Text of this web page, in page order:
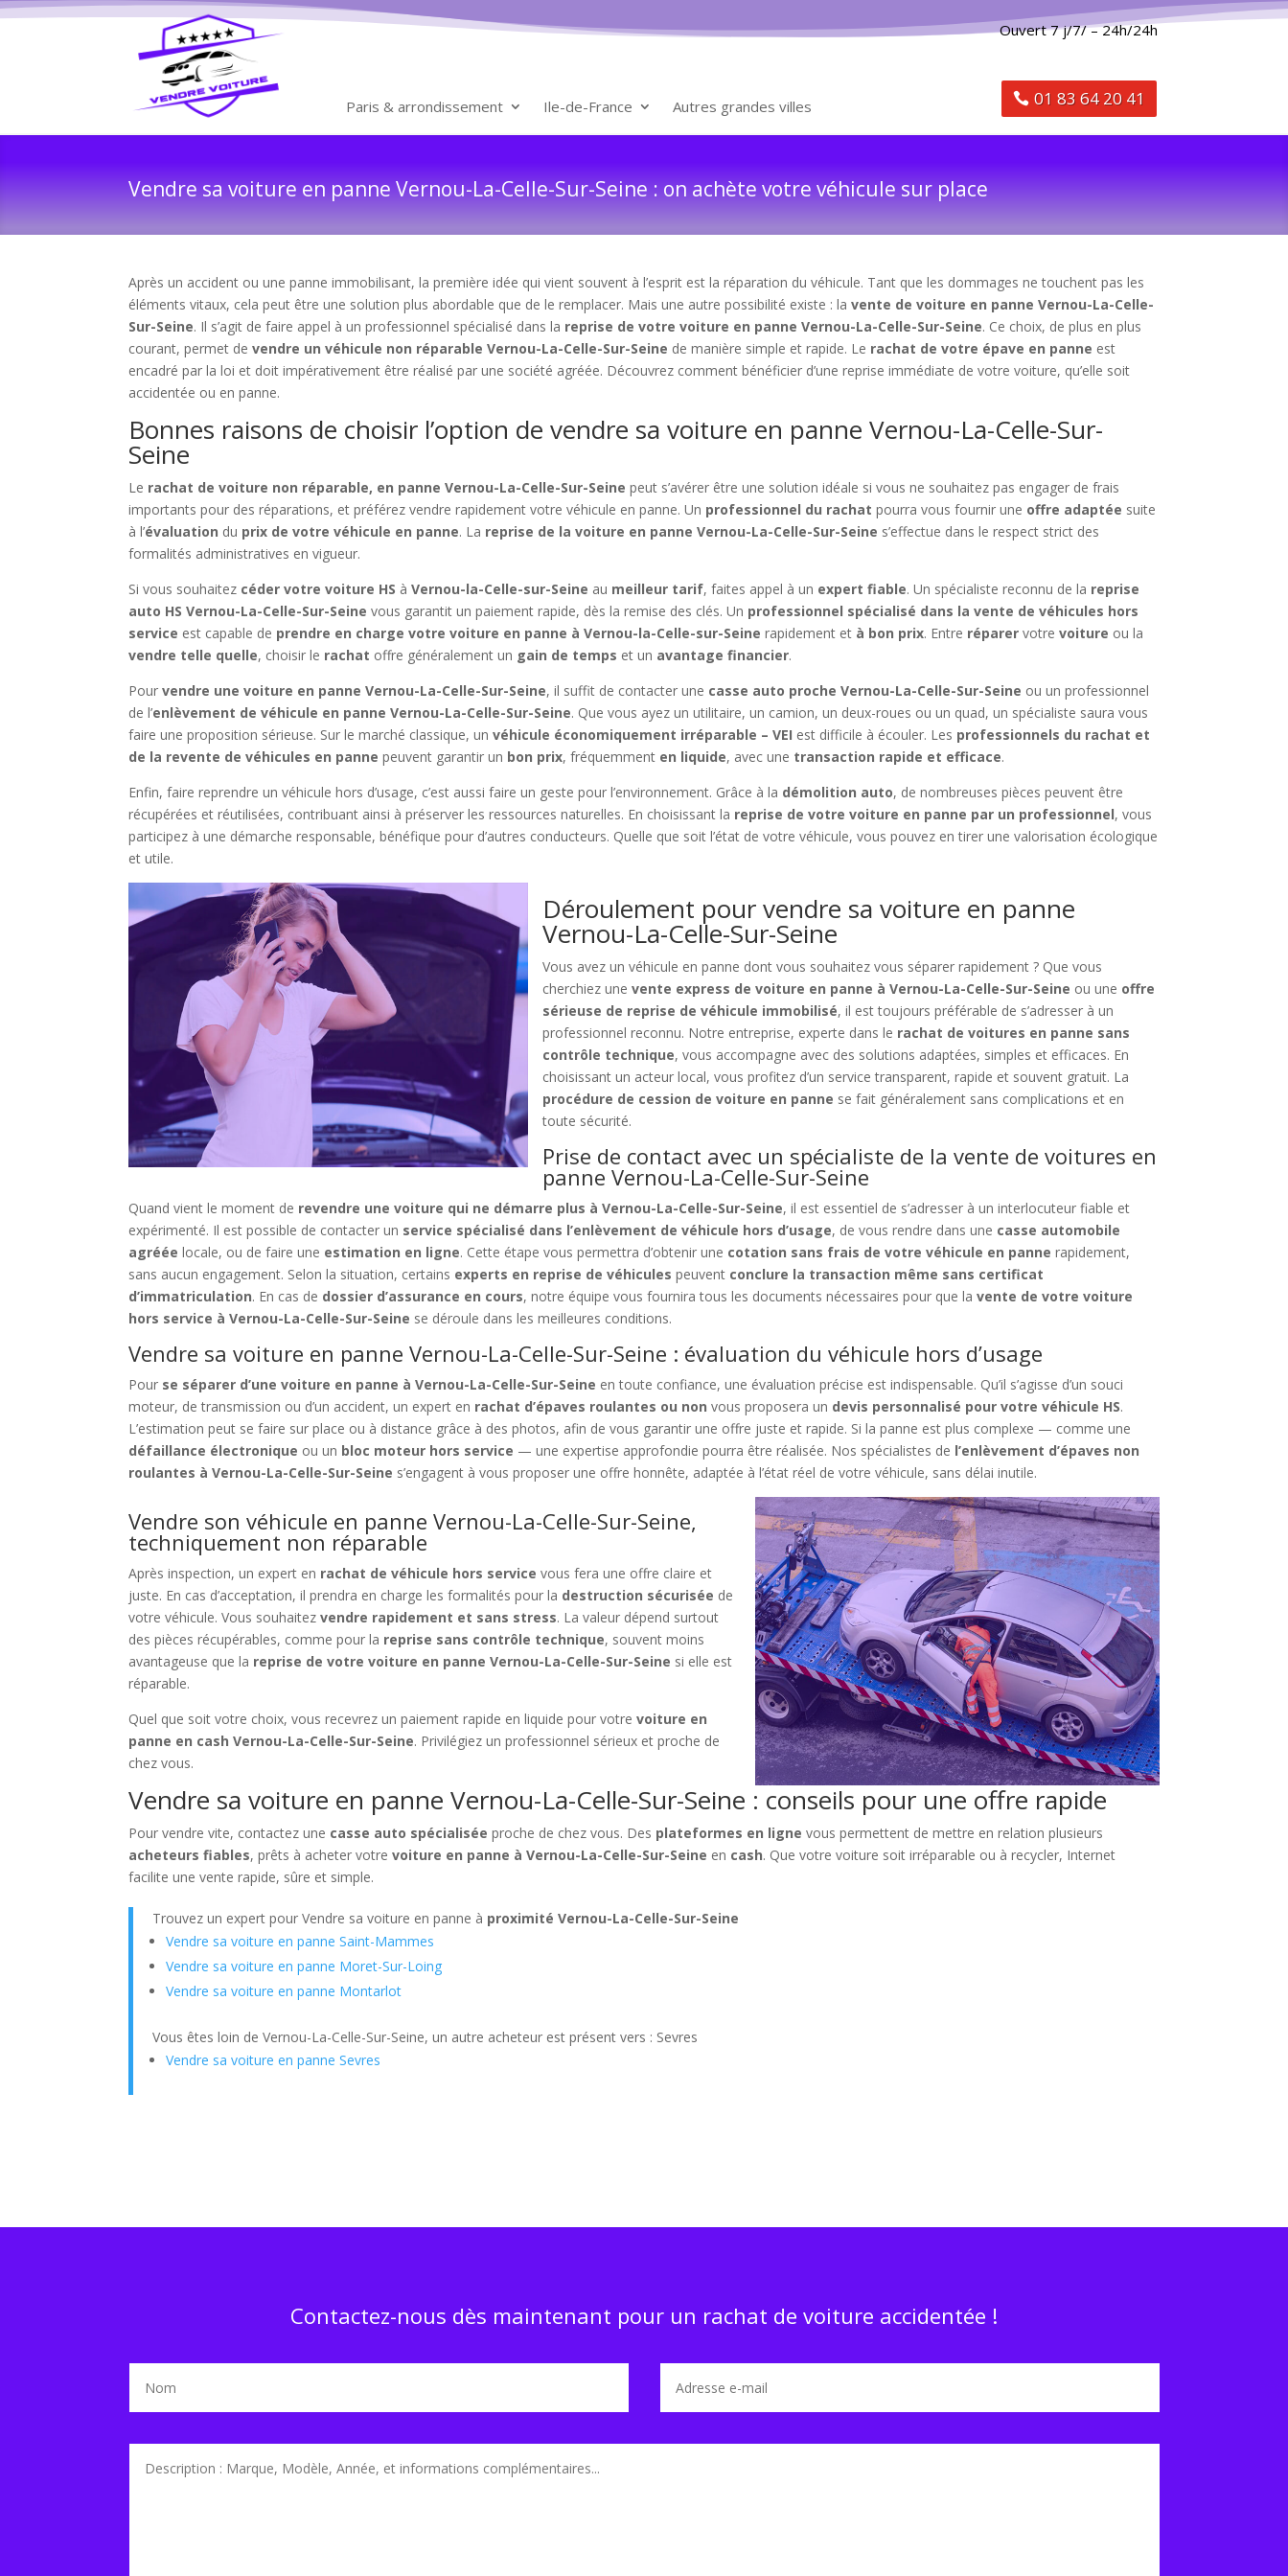
Paris & arrondissement Ile-de-France Autres grandes villes
Ouvert 7 j/7/ – 24h/24h
01 83 64 20 41
Vendre sa voiture en panne Vernou-La-Celle-Sur-Seine : on achète votre véhicule sur place
Après un accident ou une panne immobilisant, la première idée qui vient souvent à l’esprit est la réparation du véhicule. Tant que les dommages ne touchent pas les
éléments vitaux, cela peut être une solution plus abordable que de le remplacer. Mais une autre possibilité existe : lavente de voiture en panne Vernou-La-Celle-
Sur-Seine. Il s’agit de faire appel à un professionnel spécialisé dans la reprise de votre voiture en panne Vernou-La-Celle-Sur-Seine. Ce choix, de plus en plus
courant, permet devendre un véhicule non réparable Vernou-La-Celle-Sur-Seine de manière simple et rapide. Le rachat de votre épave en panne est
encadré par la loi et doit impérativement être réalisé par une société agréée. Découvrez comment bénéficier d’une reprise immédiate de votre voiture, qu’elle soit
accidentée ou en panne.
Bonnes raisons de choisir l’option de vendre sa voiture en panne Vernou-La-Celle-Sur-
Seine
Le rachat de voiture non réparable, en panne Vernou-La-Celle-Sur-Seine peut s’avérer être une solution idéale si vous ne souhaitez pas engager de frais
importants pour des réparations, et préférez vendre rapidement votre véhicule en panne. Un professionnel du rachat pourra vous fournir une offre adaptée suite
à l’évaluation du prix de votre véhicule en panne. La reprise de la voiture en panne Vernou-La-Celle-Sur-Seine s’effectue dans le respect strict des
formalités administratives en vigueur.
Si vous souhaitez céder votre voiture HS àVernou-la-Celle-sur-Seine au meilleur tarif, faites appel à un expert fiable. Un spécialiste reconnu de la reprise
auto HS Vernou-La-Celle-Sur-Seine vous garantit un paiement rapide, dès la remise des clés. Un professionnel spécialisé dans la vente de véhicules hors
service est capable de prendre en charge votre voiture en panne à Vernou-la-Celle-sur-Seine rapidement et à bon prix. Entre réparer votrevoiture ou la
vendre telle quelle, choisir le rachat offre généralement un gain de temps et un avantage financier.
Pourvendre une voiture en panne Vernou-La-Celle-Sur-Seine, il suffit de contacter une casse auto proche Vernou-La-Celle-Sur-Seine ou un professionnel
de l’enlèvement de véhicule en panne Vernou-La-Celle-Sur-Seine. Que vous ayez un utilitaire, un camion, un deux-roues ou un quad, un spécialiste saura vous
faire une proposition sérieuse. Sur le marché classique, unvéhicule économiquement irréparable – VEI est difficile à écouler. Les professionnels du rachat et
de la revente de véhicules en panne peuvent garantir un bon prix, fréquemment en liquide, avec une transaction rapide et efficace.
Enfin, faire reprendre un véhicule hors d’usage, c’est aussi faire un geste pour l’environnement. Grâce à la démolition auto, de nombreuses pièces peuvent être
récupérées et réutilisées, contribuant ainsi à préserver les ressources naturelles. En choisissant la reprise de votre voiture en panne par un professionnel, vous
participez à une démarche responsable, bénéfique pour d’autres conducteurs. Quelle que soit l’état de votre véhicule, vous pouvez en tirer une valorisation écologique
et utile.
Déroulement pour vendre sa voiture en panne
Vernou-La-Celle-Sur-Seine
Vous avez un véhicule en panne dont vous souhaitez vous séparer rapidement ? Que vous
cherchiez unevente express de voiture en panne à Vernou-La-Celle-Sur-Seine ou une offre
sérieuse de reprise de véhicule immobilisé, il est toujours préférable de s’adresser à un
professionnel reconnu. Notre entreprise, experte dans le rachat de voitures en panne sans
contrôle technique, vous accompagne avec des solutions adaptées, simples et efficaces. En
choisissant un acteur local, vous profitez d’un service transparent, rapide et souvent gratuit. La
procédure de cession de voiture en panne se fait généralement sans complications et en
toute sécurité.
Prise de contact avec un spécialiste de la vente de voitures en
panne Vernou-La-Celle-Sur-Seine
Quand vient le moment de revendre une voiture qui ne démarre plus à Vernou-La-Celle-Sur-Seine, il est essentiel de s’adresser à un interlocuteur fiable et
expérimenté. Il est possible de contacter un service spécialisé dans l’enlèvement de véhicule hors d’usage, de vous rendre dans une casse automobile
agréée locale, ou de faire une estimation en ligne. Cette étape vous permettra d’obtenir une cotation sans frais de votre véhicule en panne rapidement,
sans aucun engagement. Selon la situation, certains experts en reprise de véhicules peuvent conclure la transaction même sans certificat
d’immatriculation. En cas de dossier d’assurance en cours, notre équipe vous fournira tous les documents nécessaires pour que lavente de votre voiture
hors service à Vernou-La-Celle-Sur-Seine se déroule dans les meilleures conditions.
Vendre sa voiture en panne Vernou-La-Celle-Sur-Seine : évaluation du véhicule hors d’usage
Pour se séparer d’une voiture en panne à Vernou-La-Celle-Sur-Seine en toute confiance, une évaluation précise est indispensable. Qu’il s’agisse d’un souci
moteur, de transmission ou d’un accident, un expert en rachat d’épaves roulantes ou non vous proposera un devis personnalisé pour votre véhicule HS.
L’estimation peut se faire sur place ou à distance grâce à des photos, afin de vous garantir une offre juste et rapide. Si la panne est plus complexe — comme une
défaillance électronique ou un bloc moteur hors service — une expertise approfondie pourra être réalisée. Nos spécialistes de l’enlèvement d’épaves non
roulantes à Vernou-La-Celle-Sur-Seine s’engagent à vous proposer une offre honnête, adaptée à l’état réel de votre véhicule, sans délai inutile.
Vendre son véhicule en panne Vernou-La-Celle-Sur-Seine,
techniquement non réparable
Après inspection, un expert en rachat de véhicule hors service vous fera une offre claire et
juste. En cas d’acceptation, il prendra en charge les formalités pour la destruction sécurisée de
votre véhicule. Vous souhaitezvendre rapidement et sans stress. La valeur dépend surtout
des pièces récupérables, comme pour la reprise sans contrôle technique, souvent moins
avantageuse que la reprise de votre voiture en panne Vernou-La-Celle-Sur-Seine si elle est
réparable.
Quel que soit votre choix, vous recevrez un paiement rapide en liquide pour votrevoiture en
panne en cash Vernou-La-Celle-Sur-Seine. Privilégiez un professionnel sérieux et proche de
chez vous.
Vendre sa voiture en panne Vernou-La-Celle-Sur-Seine : conseils pour une offre rapide
Pour vendre vite, contactez une casse auto spécialisée proche de chez vous. Des plateformes en ligne vous permettent de mettre en relation plusieurs
acheteurs fiables, prêts à acheter votrevoiture en panne à Vernou-La-Celle-Sur-Seine en cash. Que votre voiture soit irréparable ou à recycler, Internet
facilite une vente rapide, sûre et simple.
Trouvez un expert pour Vendre sa voiture en panne à proximité Vernou-La-Celle-Sur-Seine
Vendre sa voiture en panne Saint-Mammes
Vendre sa voiture en panne Moret-Sur-Loing
Vendre sa voiture en panne Montarlot
Vous êtes loin de Vernou-La-Celle-Sur-Seine, un autre acheteur est présent vers : Sevres
Vendre sa voiture en panne Sevres
Contactez-nous dès maintenant pour un rachat de voiture accidentée !